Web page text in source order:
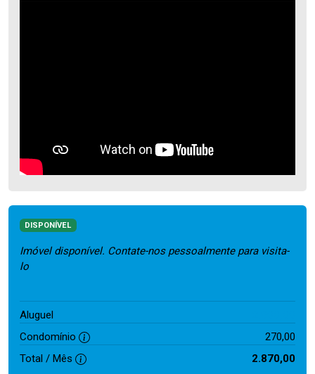
DISPONÍVEL
Imóvel disponível. Contate-nos pessoalmente para visita-
lo
Aluguel
Condomínio
270,00
Total / Mês
2.870,00